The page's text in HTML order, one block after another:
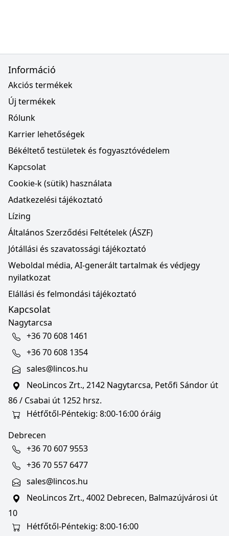
Információ
Akciós termékek
Új termékek
Rólunk
Karrier lehetőségek
Békéltető testületek és fogyasztóvédelem
Kapcsolat
Cookie-k (sütik) használata
Adatkezelési tájékoztató
Lízing
Általános Szerződési Feltételek (ÁSZF)
Jótállási és szavatossági tájékoztató
Weboldal média, AI-generált tartalmak és védjegy
nyilatkozat
Elállási és felmondási tájékoztató
Kapcsolat
Nagytarcsa
+36 70 608 1461
+36 70 608 1354
sales@lincos.hu
NeoLincos Zrt., 2142 Nagytarcsa, Petőfi Sándor út
86 / Csabai út 1252 hrsz.
Hétfőtől-Péntekig: 8:00-16:00 óráig
Debrecen
+36 70 607 9553
+36 70 557 6477
sales@lincos.hu
NeoLincos Zrt., 4002 Debrecen, Balmazújvárosi út
10
Hétfőtől-Péntekig: 8:00-16:00